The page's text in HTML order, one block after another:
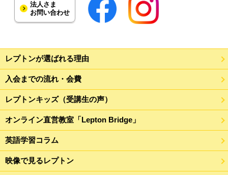
法人さま
お問い合わせ
レプトンが選ばれる理由
入会までの流れ・会費
レプトンキッズ（受講生の声）
オンライン直営教室「Lepton Bridge」
英語学習コラム
映像で見るレプトン